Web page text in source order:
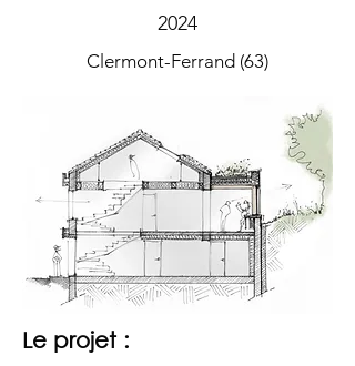
2024
Clermont-Ferrand (63)
Le projet :